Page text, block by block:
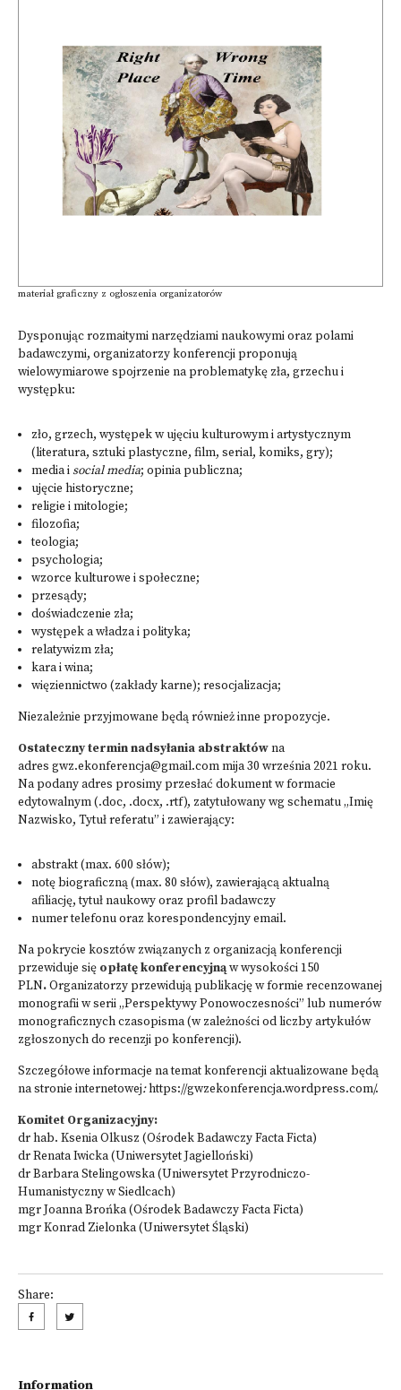
materiał graficzny z ogłoszenia organizatorów
Dysponując rozmaitymi narzędziami naukowymi oraz polami
badawczymi, organizatorzy konferencji proponują
wielowymiarowe spojrzenie na problematykę zła, grzechu i
występku:
zło, grzech, występek w ujęciu kulturowym i artystycznym
(literatura, sztuki plastyczne, film, serial, komiks, gry);
media isocial media; opinia publiczna;
ujęcie historyczne;
religie i mitologie;
filozofia;
teologia;
psychologia;
wzorce kulturowe i społeczne;
przesądy;
doświadczenie zła;
występek a władza i polityka;
relatywizm zła;
kara i wina;
więziennictwo (zakłady karne); resocjalizacja;
Niezależnie przyjmowane będą również inne propozycje.
Ostateczny termin nadsyłania abstraktówna
adres gwz.ekonferencja@gmail.commija 30 września 2021 roku.
Na podany adres prosimy przesłać dokument w formacie
edytowalnym (.doc, .docx, .rtf), zatytułowany wg schematu „Imię
Nazwisko, Tytuł referatu” i zawierający:
abstrakt (max. 600 słów);
notę biograficzną (max. 80 słów), zawierającą aktualną
afiliację, tytuł naukowy oraz profil badawczy
numer telefonu oraz korespondencyjny email.
Na pokrycie kosztów związanych z organizacją konferencji
przewiduje się opłatę konferencyjnąw wysokości 150
PLN.Organizatorzy przewidują publikację w formie recenzowanej
monografii w serii „Perspektywy Ponowoczesności” lub numerów
monograficznych czasopisma (w zależności od liczby artykułów
zgłoszonych do recenzji po konferencji).
Szczegółowe informacje na temat konferencji aktualizowane będą
na stronie internetowej:https://gwzekonferencja.wordpress.com/.
Komitet Organizacyjny:
dr hab. Ksenia Olkusz (Ośrodek Badawczy Facta Ficta)
dr Renata Iwicka (Uniwersytet Jagielloński)
dr Barbara Stelingowska (Uniwersytet Przyrodniczo-
Humanistyczny w Siedlcach)
mgr Joanna Brońka (Ośrodek Badawczy Facta Ficta)
mgr Konrad Zielonka (Uniwersytet Śląski)
Share:
Information